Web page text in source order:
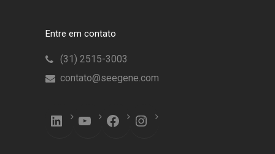
Entre em contato
(31) 2515-3003
contato@seegene.com